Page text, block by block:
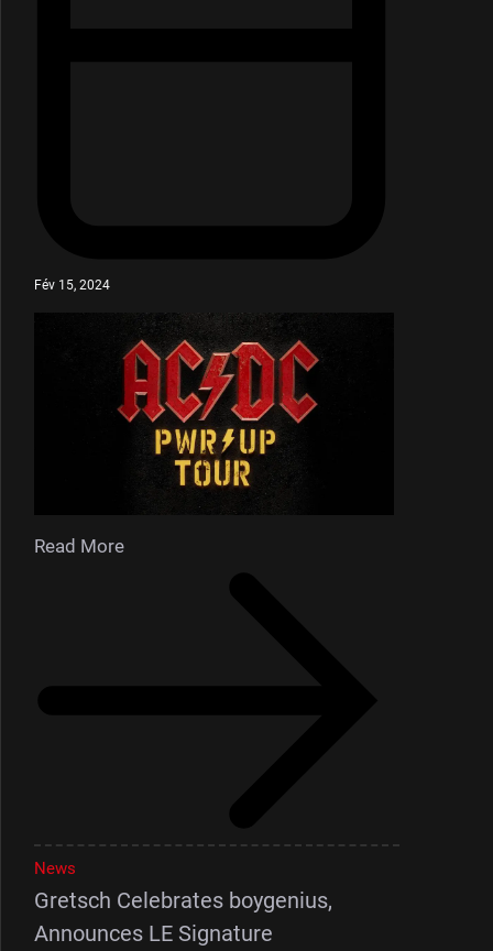
Fév 15, 2024
Read More
News
Gretsch Celebrates boygenius,
Announces LE Signature